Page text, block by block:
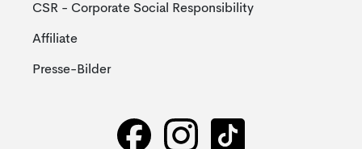
CSR - Corporate Social Responsibility
Affiliate
Presse-Bilder